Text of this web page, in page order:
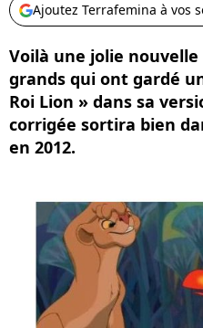
Ajoutez Terrafemina à vos
Voilà une jolie
grands qui ont gardé
Roi Lion » dans sa
corrigée sortira bien
en 2012.